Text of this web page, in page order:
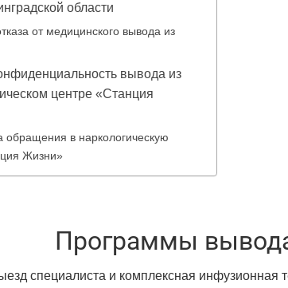
области
от медицинского вывода из
вывода из
центре «Станция
обращения в наркологическую
Жизни»
Программы
специалиста и комплексная инфузионная